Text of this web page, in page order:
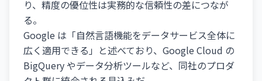
り、精度の優位性は実務的な信頼性の差につなが
る。
Google は「自然言語機能をデータサービス全体に
広く適用できる」と述べており、Google Cloud の
BigQuery やデータ分析ツールなど、同社のプロダ